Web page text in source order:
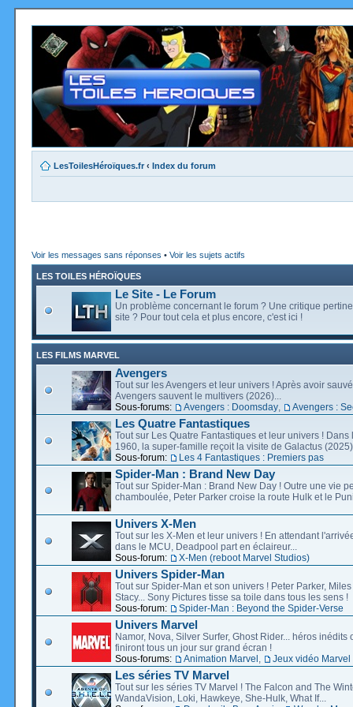
LesToilesHéroïques.fr ‹ Index du forum
Voir les messages sans réponses • Voir les sujets actifs
LES TOILES HÉROÏQUES
Le Site - Le Forum
Un problème concernant le forum ? Une critique
site ? Pour tout cela et plus encore, c'est ici !
LES FILMS MARVEL
Avengers
Tout sur les Avengers et leur univers ! Après avoir
Avengers sauvent le multivers (2026)...
Sous-forums:
Avengers : Doomsday Avengers :
Les Quatre Fantastiques
Tout sur Les Quatre Fantastiques et leur univers ! Dans
1960, la super-famille reçoit la visite de Galactus
Sous-forum:
Les 4 Fantastiques : Premiers pas
Spider-Man : Brand New Day
Tout sur Spider-Man : Brand New Day ! Outre une vie
chamboulée, Peter Parker croise la route Hulk et le
Univers X-Men
Tout sur les X-Men et leur univers ! En attendant
dans le MCU, Deadpool part en éclaireur...
Sous-forum:
X-Men (reboot Marvel Studios)
Univers Spider-Man
Tout sur Spider-Man et son univers ! Peter Parker,
Stacy... Sony Pictures tisse sa toile dans tous les sens !
Sous-forum:
Spider-Man : Beyond the Spider-Verse
Univers Marvel
Namor, Nova, Silver Surfer, Ghost Rider... héros inédits
finiront tous un jour sur grand écran !
Sous-forums:
Animation Marvel Jeux vidéo Marvel
Les séries TV Marvel
Tout sur les séries TV Marvel ! The Falcon and The
WandaVision, Loki, Hawkeye, She-Hulk, What If...